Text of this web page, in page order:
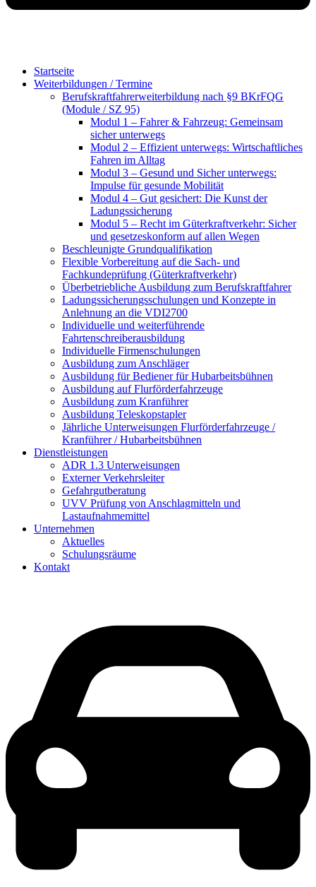
Main
Menu
Startseite
Weiterbildungen / Termine
Berufskraftfahrer­weiterbildung nach §9 BKrFQG
(Module / SZ 95)
Modul 1 – Fahrer & Fahrzeug: Gemeinsam
sicher unterwegs
Modul 2 – Effizient unterwegs: Wirtschaftliches
Fahren im Alltag
Modul 3 – Gesund und Sicher unterwegs:
Impulse für gesunde Mobilität
Modul 4 – Gut gesichert: Die Kunst der
Ladungssicherung
Modul 5 – Recht im Güterkraftverkehr: Sicher
und gesetzeskonform auf allen Wegen
Beschleunigte Grundqualifikation
Flexible Vorbereitung auf die Sach- und
Fachkundeprüfung (Güterkraftverkehr)
Überbetriebliche Ausbildung zum Berufskraftfahrer
Ladungssicherungsschulungen und Konzepte in
Anlehnung an die VDI2700
Individuelle und weiterführende
Fahrtenschreiberausbildung
Individuelle Firmenschulungen
Ausbildung zum Anschläger
Ausbildung für Bediener für Hubarbeitsbühnen
Ausbildung auf Flurförderfahrzeuge
Ausbildung zum Kranführer
Ausbildung Teleskopstapler
Jährliche Unterweisungen Flurförderfahrzeuge /
Kranführer / Hubarbeitsbühnen
Dienstleistungen
ADR 1.3 Unterweisungen
Externer Verkehrsleiter
Gefahrgutberatung
UVV Prüfung von Anschlagmitteln und
Lastaufnahmemittel
Unternehmen
Aktuelles
Schulungsräume
Kontakt